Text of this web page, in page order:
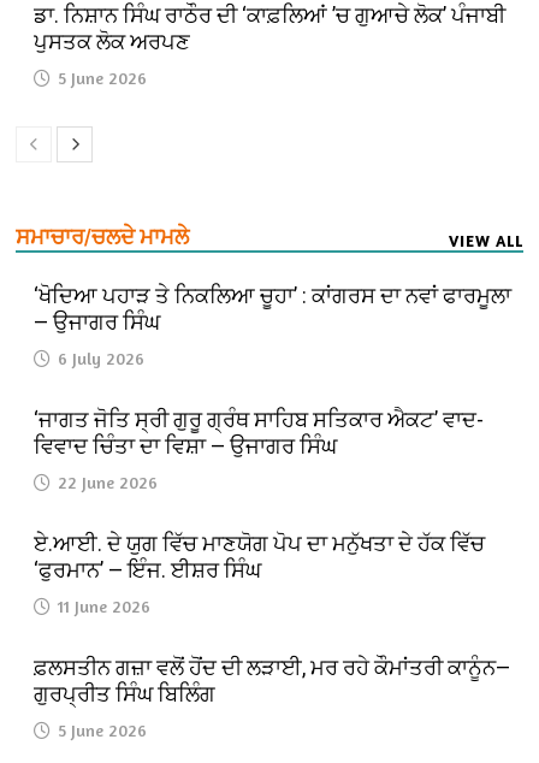
ਡਾ. ਨਿਸ਼ਾਨ ਸਿੰਘ ਰਾਠੌਰ ਦੀ ‘ਕਾਫ਼ਲਿਆਂ ’ਚ ਗੁਆਚੇ ਲੋਕ’ ਪੰਜਾਬੀ
ਪੁਸਤਕ ਲੋਕ ਅਰਪਣ
5 June 2026
ਸਮਾਚਾਰ/ਚਲਦੇ ਮਾਮਲੇ VIEW ALL
‘ਖੋਦਿਆ ਪਹਾੜ ਤੇ ਨਿਕਲਿਆ ਚੂਹਾ’ : ਕਾਂਗਰਸ ਦਾ ਨਵਾਂ ਫਾਰਮੂਲਾ
— ਉਜਾਗਰ ਸਿੰਘ
6 July 2026
‘ਜਾਗਤ ਜੋਤਿ ਸ੍ਰੀ ਗੁਰੂ ਗ੍ਰੰਥ ਸਾਹਿਬ ਸਤਿਕਾਰ ਐਕਟ’ ਵਾਦ-
ਵਿਵਾਦ ਚਿੰਤਾ ਦਾ ਵਿਸ਼ਾ — ਉਜਾਗਰ ਸਿੰਘ
22 June 2026
ਏ.ਆਈ. ਦੇ ਯੁਗ ਵਿੱਚ ਮਾਣਯੋਗ ਪੋਪ ਦਾ ਮਨੁੱਖਤਾ ਦੇ ਹੱਕ ਵਿੱਚ
‘ਫੁਰਮਾਨ’ — ਇੰਜ. ਈਸ਼ਰ ਸਿੰਘ
11 June 2026
ਫ਼ਲਸਤੀਨ ਗਜ਼ਾ ਵਲੋਂ ਹੋਂਦ ਦੀ ਲੜਾਈ, ਮਰ ਰਹੇ ਕੌਮਾਂਤਰੀ ਕਾਨੂੰਨ—
ਗੁਰਪ੍ਰੀਤ ਸਿੰਘ ਬਿਲਿੰਗ
5 June 2026